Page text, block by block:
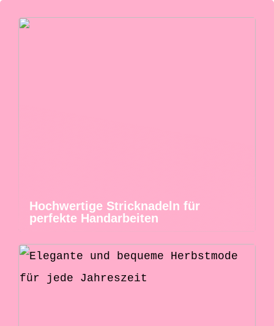
Hochwertige Stricknadeln für
perfekte Handarbeiten